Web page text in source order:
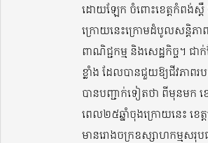
ដោយឡែក ចំពោះខេត្តកំពង់ស្ពឺ
ក្រោយនេះក្រោមដំបូលសន្តិភាព ខ
ពាណិជ្ជកម្ម និងសេដ្ឋកិច្ច។ ជ
ខ្លាំង ដែលបានជួយឱ្យជីវភាពរ
បានបញ្ជាក់ទៀតថា ពីមុនមក ខ
ពេល២៥ឆ្នាំចុងក្រោយនេះ ខេត្
មានរោងចក្រឧស្សាហកម្មសរុ